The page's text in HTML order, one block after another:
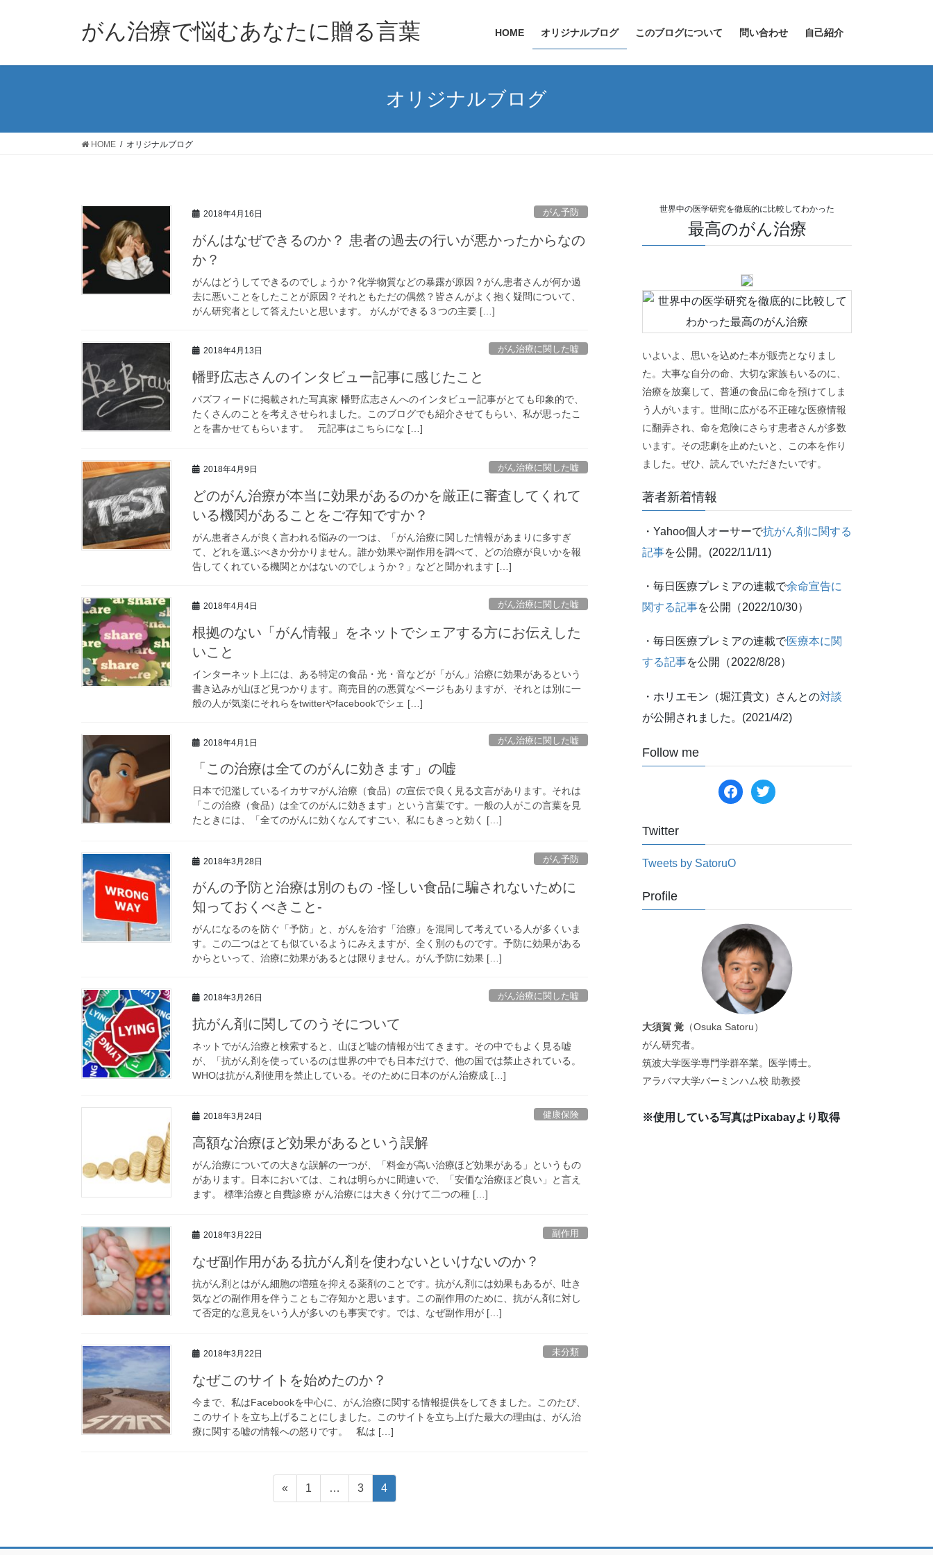
がん治療で悩むあなたに贈る言葉 HOME オリジナルブログ このブログについて 問い合わせ 自己紹介
オリジナルブログ
HOME オリジナルブログ
2018年4月16日 がん予防
がんはなぜできるのか？ 患者の過去の行いが悪かったからなの
か？
がんはどうしてできるのでしょうか？化学物質などの暴露が原因？がん患者さんが何か過
去に悪いことをしたことが原因？それともただの偶然？皆さんがよく抱く疑問について、
がん研究者として答えたいと思います。 がんができる３つの主要 […]
2018年4月13日 がん治療に関した嘘
幡野広志さんのインタビュー記事に感じたこと
バズフィードに掲載された写真家 幡野広志さんへのインタビュー記事がとても印象的で、
たくさんのことを考えさせられました。このブログでも紹介させてもらい、私が思ったこ
とを書かせてもらいます。 元記事はこちらにな […]
2018年4月9日 がん治療に関した嘘
どのがん治療が本当に効果があるのかを厳正に審査してくれて
いる機関があることをご存知ですか？
がん患者さんが良く言われる悩みの一つは、「がん治療に関した情報があまりに多すぎ
て、どれを選ぶべきか分かりません。誰か効果や副作用を調べて、どの治療が良いかを報
告してくれている機関とかはないのでしょうか？」などと聞かれます […]
2018年4月4日 がん治療に関した嘘
根拠のない「がん情報」をネットでシェアする方にお伝えした
いこと
インターネット上には、ある特定の食品・光・音などが「がん」治療に効果があるという
書き込みが山ほど見つかります。商売目的の悪質なページもありますが、それとは別に一
般の人が気楽にそれらをtwitterやfacebookでシェ […]
2018年4月1日 がん治療に関した嘘
「この治療は全てのがんに効きます」の嘘
日本で氾濫しているイカサマがん治療（食品）の宣伝で良く見る文言があります。それは
「この治療（食品）は全てのがんに効きます」という言葉です。一般の人がこの言葉を見
たときには、「全てのがんに効くなんてすごい、私にもきっと効く […]
2018年3月28日 がん予防
がんの予防と治療は別のもの -怪しい食品に騙されないために
知っておくべきこと-
がんになるのを防ぐ「予防」と、がんを治す「治療」を混同して考えている人が多くいま
す。この二つはとても似ているようにみえますが、全く別のものです。予防に効果がある
からといって、治療に効果があるとは限りません。がん予防に効果 […]
2018年3月26日 がん治療に関した嘘
抗がん剤に関してのうそについて
ネットでがん治療と検索すると、山ほど嘘の情報が出てきます。その中でもよく見る嘘
が、「抗がん剤を使っているのは世界の中でも日本だけで、他の国では禁止されている。
WHOは抗がん剤使用を禁止している。そのために日本のがん治療成 […]
2018年3月24日 健康保険
高額な治療ほど効果があるという誤解
がん治療についての大きな誤解の一つが、「料金が高い治療ほど効果がある」というもの
があります。日本においては、これは明らかに間違いで、「安価な治療ほど良い」と言え
ます。 標準治療と自費診療 がん治療には大きく分けて二つの種 […]
2018年3月22日 副作用
なぜ副作用がある抗がん剤を使わないといけないのか？
抗がん剤とはがん細胞の増殖を抑える薬剤のことです。抗がん剤には効果もあるが、吐き
気などの副作用を伴うこともご存知かと思います。この副作用のために、抗がん剤に対し
て否定的な意見をいう人が多いのも事実です。では、なぜ副作用が […]
2018年3月22日 未分類
なぜこのサイトを始めたのか？
今まで、私はFacebookを中心に、がん治療に関する情報提供をしてきました。このたび、
このサイトを立ち上げることにしました。このサイトを立ち上げた最大の理由は、がん治
療に関する嘘の情報への怒りです。 私は […]
«
固
定
1 …
固
定
3
固
定
4
世界中の医学研究を徹底的に比較してわかった
最高のがん治療
いよいよ、思いを込めた本が販売となりまし
た。大事な自分の命、大切な家族もいるのに、
治療を放棄して、普通の食品に命を預けてしま
う人がいます。世間に広がる不正確な医療情報
に翻弄され、命を危険にさらす患者さんが多数
います。その悲劇を止めたいと、この本を作り
ました。ぜひ、読んでいただきたいです。
著者新着情報
・Yahoo個人オーサーで抗がん剤に関する
記事を公開。(2022/11/11)
・毎日医療プレミアの連載で余命宣告に
関する記事を公開（2022/10/30）
・毎日医療プレミアの連載で医療本に関
する記事を公開（2022/8/28）
・ホリエモン（堀江貴文）さんとの対談
が公開されました。(2021/4/2)
Follow me
facebooktwitter
Twitter
Tweets by SatoruO
Profile
大須賀 覚 （Osuka Satoru）
がん研究者。
筑波大学医学専門学群卒業。医学博士。
アラバマ大学バーミンハム校 助教授
※使用している写真はPixabayより取得